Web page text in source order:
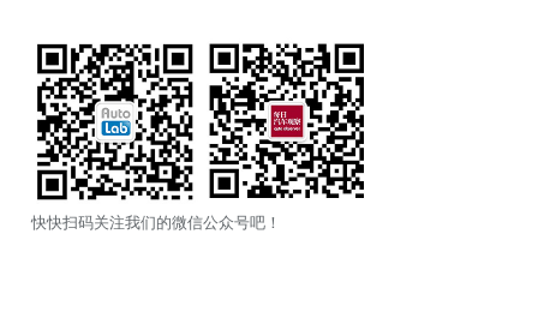
快快扫码关注我们的微信公众号吧！